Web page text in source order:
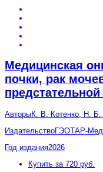
Медицинская
почки, рак
АвторыК. В. Котенко, Н.
ИздательствоГЭОТАР-
Год издания2026
Купить за 720 руб.